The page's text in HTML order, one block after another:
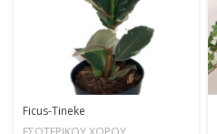
Ficus-Tineke